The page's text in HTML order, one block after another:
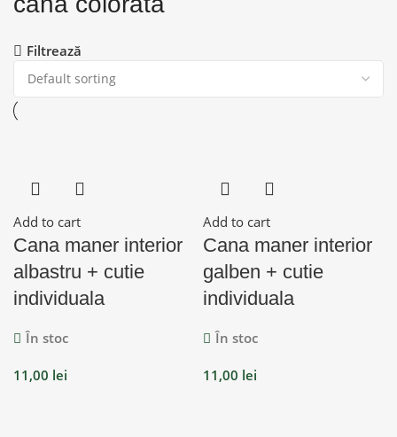
Filtrează
Add to cart
Cana maner interior
albastru + cutie
individuala
În stoc
11,00 lei
Add to cart
Cana maner interior
galben + cutie
individuala
În stoc
11,00 lei